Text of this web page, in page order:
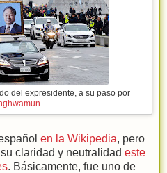
del expresidente, a su paso por
en la Wikipedia, pero
claridad y neutralidad este
. Básicamente, fue uno de